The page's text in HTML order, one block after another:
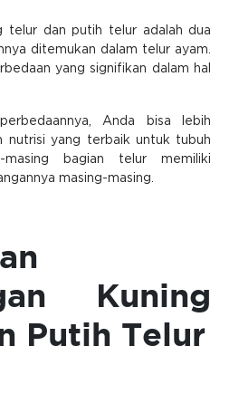
telur dan putih telur adalah dua
ditemukan dalam telur ayam.
yang signifikan dalam hal
Anda bisa lebih
nutrisi yang terbaik untuk tubuh
masing bagian telur memiliki
masing-masing.
Kuning
Putih Telur